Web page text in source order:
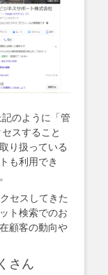
のように「管
スすること
り扱っている
も利用でき
セスしてきた
ト検索でのお
顧客の動向や
さん